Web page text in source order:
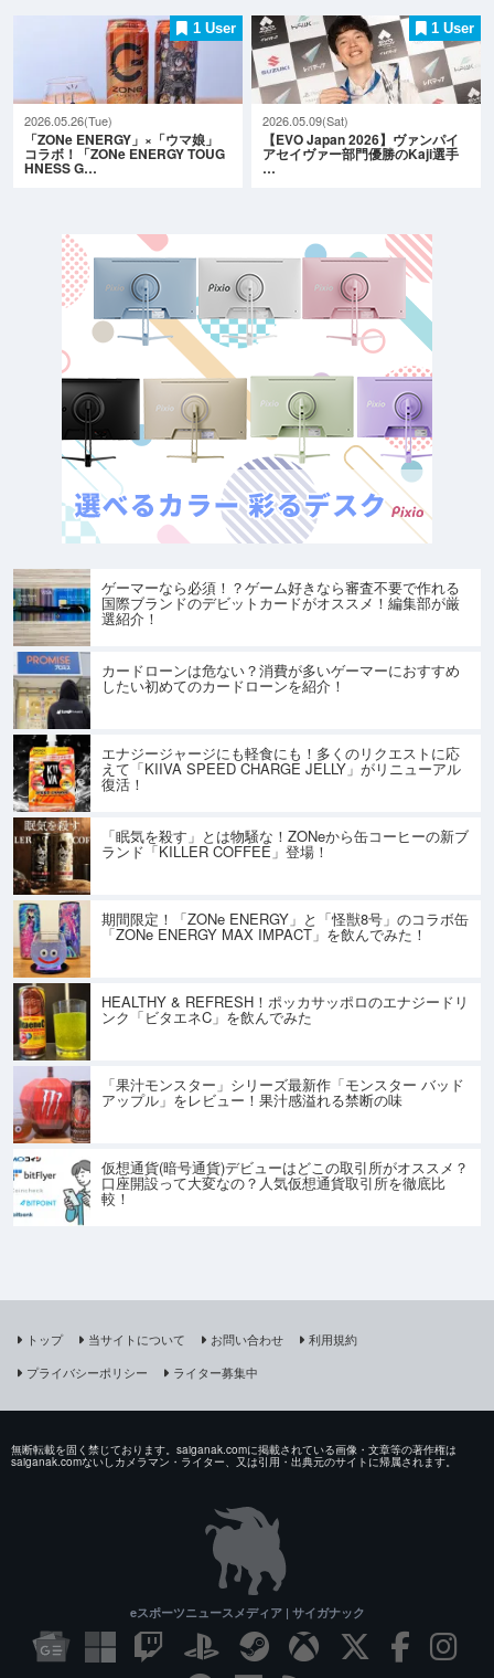
1 User
2026.05.26(Tue)
「ZONe ENERGY」×「ウマ娘」
コラボ！「ZONe ENERGY TOUG
HNESS G…
1 User
2026.05.09(Sat)
【EVO Japan 2026】ヴァンパイ
アセイヴァー部門優勝のKaji選手
…
ゲーマーなら必須！？ゲーム好きなら審査不要で作れる
国際ブランドのデビットカードがオススメ！編集部が厳
選紹介！
カードローンは危ない？消費が多いゲーマーにおすすめ
したい初めてのカードローンを紹介！
エナジージャージにも軽食にも！多くのリクエストに応
えて「KIIVA SPEED CHARGE JELLY」がリニューアル
復活！
「眠気を殺す」とは物騒な！ZONeから缶コーヒーの新ブ
ランド「KILLER COFFEE」登場！
期間限定！「ZONe ENERGY」と「怪獣8号」のコラボ缶
「ZONe ENERGY MAX IMPACT」を飲んでみた！
HEALTHY & REFRESH！ポッカサッポロのエナジードリ
ンク「ビタエネC」を飲んでみた
「果汁モンスター」シリーズ最新作「モンスター バッド
アップル」をレビュー！果汁感溢れる禁断の味
仮想通貨(暗号通貨)デビューはどこの取引所がオススメ？
口座開設って大変なの？人気仮想通貨取引所を徹底比
較！
トップ 当サイトについて お問い合わせ
利用規約
プライバシーポリシー
ライター募集中
無断転載を固く禁じております。saiganak.comに掲載されている画像・文章等の著作権は
saiganak.comないしカメラマン・ライター、又は引用・出典元のサイトに帰属されます。
eスポーツニュースメディア | サイガナック